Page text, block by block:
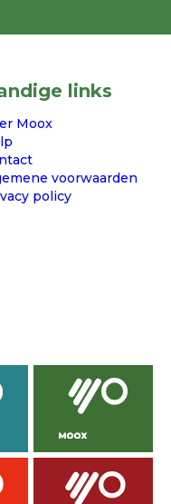
links
Moox
voorwaarden
policy